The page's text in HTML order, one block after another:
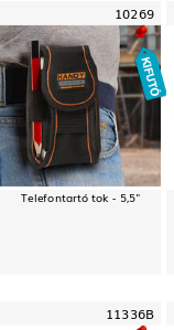
10269
Telefontartó tok - 5,5"
11336B